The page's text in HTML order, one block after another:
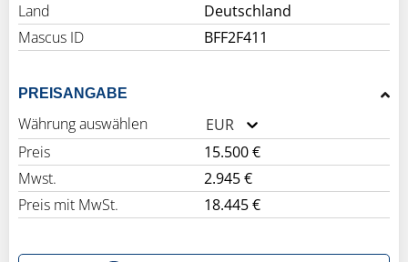
Land
Deutschland
Mascus ID
BFF2F411
PREISANGABE
Währung auswählen
EUR
Preis
15.500 €
Mwst.
2.945 €
Preis mit MwSt.
18.445 €